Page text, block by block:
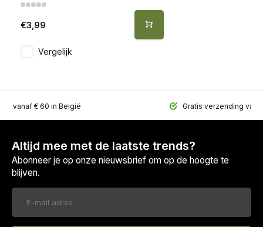
€3,99
Vergelijk
vanaf € 60 in België Gratis verzending
Altijd mee met de laatste trends?
Abonneer je op onze nieuwsbrief om op de hoogte te
blijven.